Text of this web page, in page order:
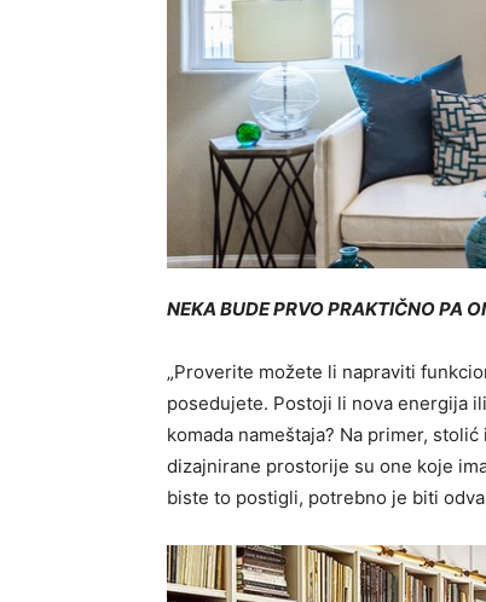
NEKA BUDE PRVO PRAKTIČNO PA
„Proverite možete li napraviti
posedujete. Postoji li nova energija
komada nameštaja? Na primer,
dizajnirane prostorije su one koje
biste to postigli, potrebno je biti